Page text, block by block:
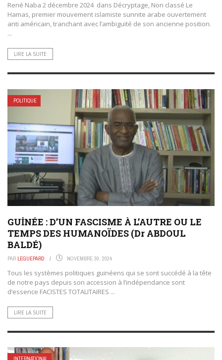
René Naba 2 décembre 2024 dans Décryptage, Non classé Le
Hamas, premier mouvement islamiste sunnite arabe ouvertement
anti américain, tranchant avec l’ambiguïté de son ancienne position.
...
LIRE LA SUITE
POLITIQUE
GUİNÉE : D’UN FASCISME À L’AUTRE OU LE
TEMPS DES HUMANOÏDES (Dr ABDOUL
BALDÉ)
PAR LEGUEPARD NOVEMBRE 30, 2024
Tous les systèmes politiques guinéens qui se sont succédé à la tête
de notre pays depuis son accession à l’indépendance sont
d’essence FACISTES TOTALITAIRES ...
LIRE LA SUITE